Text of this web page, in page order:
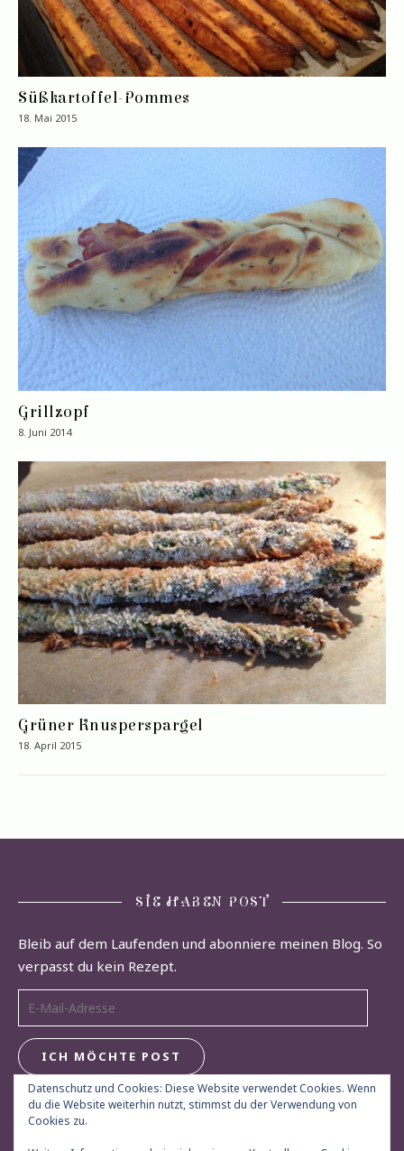
Süßkartoffel-Pommes
18. Mai 2015
Grillzopf
8. Juni 2014
Grüner Knusperspargel
18. April 2015
SIE HABEN POST
Bleib auf dem Laufenden und abonniere meinen Blog. So
verpasst du kein Rezept.
E-Mail-Adresse
ICH MÖCHTE POST
Datenschutz und Cookies: Diese Website verwendet Cookies. Wenn
du die Website weiterhin nutzt, stimmst du der Verwendung von
Cookies zu.